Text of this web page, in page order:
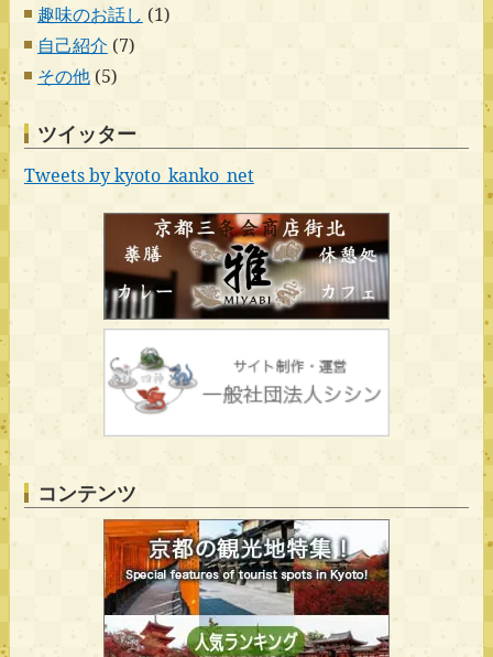
趣味のお話し (1)
自己紹介 (7)
その他(5)
ツイッター
Tweets by kyoto_kanko_net
コンテンツ